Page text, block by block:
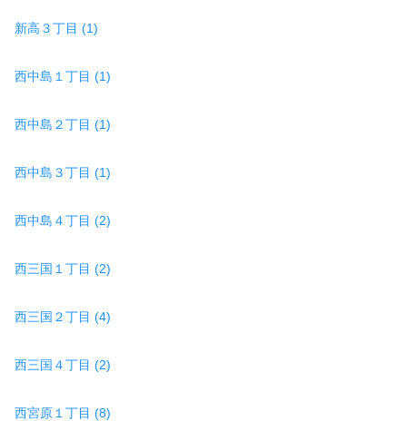
新高３丁目 (1)
西中島１丁目 (1)
西中島２丁目 (1)
西中島３丁目 (1)
西中島４丁目 (2)
西三国１丁目 (2)
西三国２丁目 (4)
西三国４丁目 (2)
西宮原１丁目 (8)